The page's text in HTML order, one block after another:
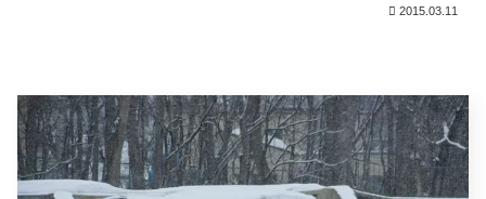
2015.03.11